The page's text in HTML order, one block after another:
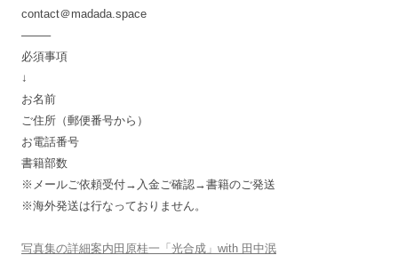
contact＠madada.space
——–
必須事項
↓
お名前
ご住所（郵便番号から）
お電話番号
書籍部数
※メールご依頼受付→入金ご確認→書籍のご発送
※海外発送は行なっておりません。
写真集の詳細案内田原桂一「光合成」with 田中泯